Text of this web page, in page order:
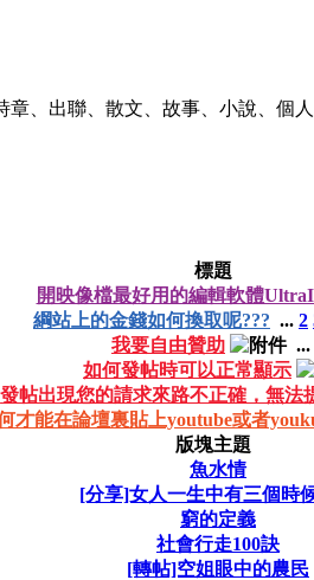
章、出聯、散文、故事、小說、個
標題
開映像檔最好用的編輯軟體
綱站上的金錢如何換取呢??? ... 2
我要自由贊助
...
如何發帖時可以正常顯示
發帖出現您的請求來路不正確，無法
才能在論壇裏貼上youtube或者
版塊主題
魚水情
[分享]女人一生中有三個時
窮的定義
社會行走100訣
[轉帖]空姐眼中的農民